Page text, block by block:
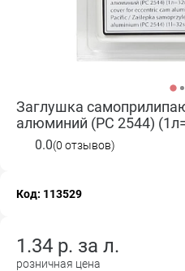
Заглушка
алюминий (PC 2544)
0.0(0 отзывов)
Код: 113529
1.34 р. за л.
розничная цена